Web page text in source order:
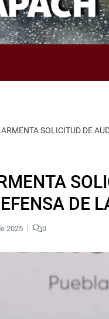
SOLICITUD DE
DE
2025 0